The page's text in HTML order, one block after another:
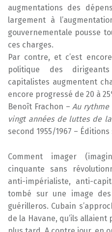
augmentations des
largement à
gouvernementale pousse
ces charges.
Par contre, et c’est
politique des
capitalistes augmentent
encore progressé de 20 à
Benoît Frachon –Au rythme
vingt années de luttes de
second 1955/1967 –
Comment imager
cinquante sans
anti-impérialiste, anti-
tombé sur une image
guérilleros. Cubain
de la Havane, qu’ils